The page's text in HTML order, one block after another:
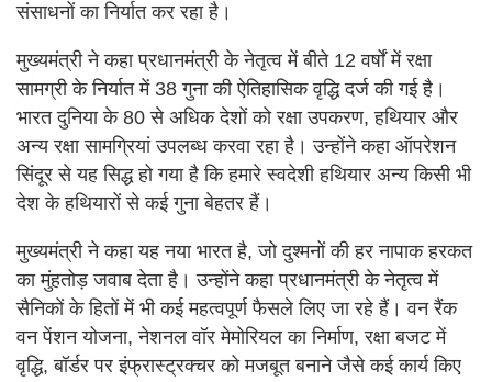
संसाधनों का निर्यात कर रहा है।
मुख्यमंत्री ने कहा प्रधानमंत्री के नेतृत्व में बीते 12 वर्षों में रक्षा
सामग्री के निर्यात में 38 गुना की ऐतिहासिक वृद्धि दर्ज की गई है।
भारत दुनिया के 80 से अधिक देशों को रक्षा उपकरण, हथियार और
अन्य रक्षा सामग्रियां उपलब्ध करवा रहा है। उन्होंने कहा ऑपरेशन
सिंदूर से यह सिद्ध हो गया है कि हमारे स्वदेशी हथियार अन्य किसी भी
देश के हथियारों से कई गुना बेहतर हैं।
मुख्यमंत्री ने कहा यह नया भारत है, जो दुश्मनों की हर नापाक हरकत
का मुंहतोड़ जवाब देता है। उन्होंने कहा प्रधानमंत्री के नेतृत्व में
सैनिकों के हितों में भी कई महत्वपूर्ण फैसले लिए जा रहे हैं। वन रैंक
वन पेंशन योजना, नेशनल वॉर मेमोरियल का निर्माण, रक्षा बजट में
वृद्धि, बॉर्डर पर इंफ्रास्ट्रक्चर को मजबूत बनाने जैसे कई कार्य किए